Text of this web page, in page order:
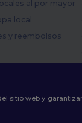
al por mayor
local
y reembolsos
sitio web y